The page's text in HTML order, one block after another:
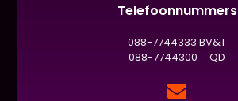
Telefoonnummers
088-7744333 BV&T
088-7744300 QD